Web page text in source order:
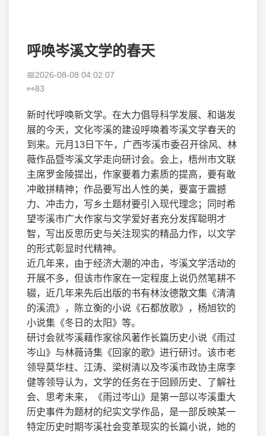
呼唤岑溪文学的春天
2026-08-08 04:02:07
83
新时代呼唤新文学。在大力倡导科学发展、和谐发
展的今天，文化岑溪的建设呼唤着岑溪文学春天的
到来。元月13日下午，广西岑溪市委召开徐风、林
薇作品暨岑溪文学走向研讨会。会上，梧州市文联
主席罗金陵提出，作家要着力素质的提高，要有敢
冲敢拼精神；作品要写出人性的美，要富于震撼
力、冲击力，写乡土题材要引入现代理念；同时希
望岑溪市广大作家与文学爱好者充分发挥聪明才
智，写出反思历史与关注现实的精品力作，以文学
的形式彰显时代精神。
近几年来，由于经济大潮的冲击，岑溪文学活动的
开展不多，但该市作家在一定程度上说仍然笔耕不
辍，近几年来先后出版的书有林汝德散文集《清清
的溪流》，陈立衡的小说《石都放歌》，杨旭钦的
小说集《冬日的太阳》等。
研讨会就岑溪藉作家徐风著作长篇历史小说《雨过
岑山》与林薇诗集《回家的歌》进行研讨。该市老
领导莫华柱、江涛、梁树清以及岑溪市政协主席李
健等领导认为，文学的任务在于回顾历史、了解社
会、思考未来，《雨过岑山》是第一部以岑溪重大
历史事件为题材的纪实文学作品，是一部反映某一
特定历史时期岑溪社会变革现实的长篇小说，她的